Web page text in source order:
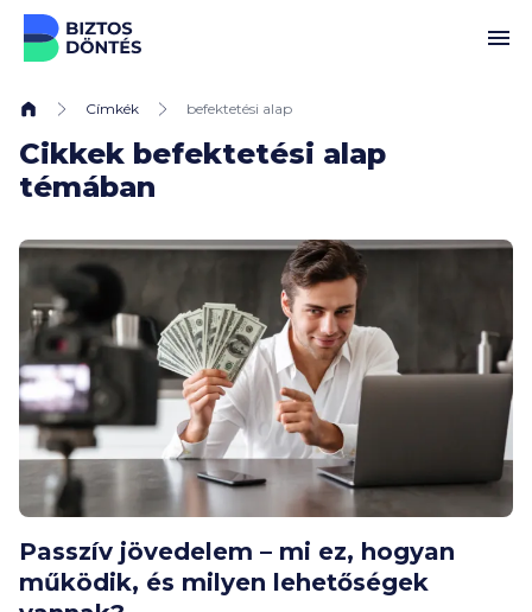
Ugrás a tartalomhoz
Címkék befektetési alap
Cikkek befektetési alap
témában
Passzív jövedelem – mi ez, hogyan
működik, és milyen lehetőségek